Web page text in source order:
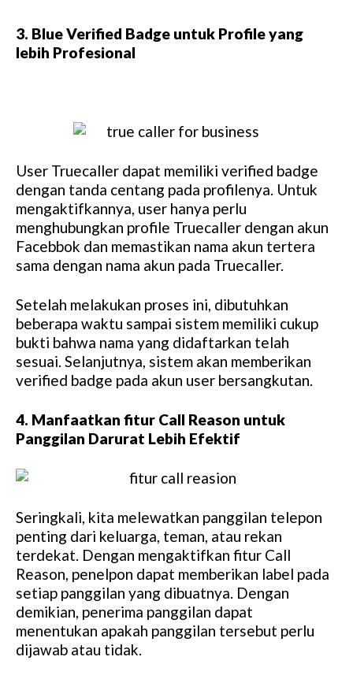
3. Blue Verified Badge untuk Profile yang
lebih Profesional
User Truecaller dapat memiliki verified badge
dengan tanda centang pada profilenya. Untuk
mengaktifkannya, user hanya perlu
menghubungkan profile Truecaller dengan akun
Facebbok dan memastikan nama akun tertera
sama dengan nama akun pada Truecaller.
Setelah melakukan proses ini, dibutuhkan
beberapa waktu sampai sistem memiliki cukup
bukti bahwa nama yang didaftarkan telah
sesuai. Selanjutnya, sistem akan memberikan
verified badge pada akun user bersangkutan.
4. Manfaatkan fitur Call Reason untuk
Panggilan Darurat Lebih Efektif
Seringkali, kita melewatkan panggilan telepon
penting dari keluarga, teman, atau rekan
terdekat. Dengan mengaktifkan fitur Call
Reason, penelpon dapat memberikan label pada
setiap panggilan yang dibuatnya. Dengan
demikian, penerima panggilan dapat
menentukan apakah panggilan tersebut perlu
dijawab atau tidak.